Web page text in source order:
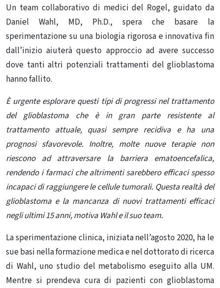
Un team collaborativo di medici del Rogel, guidato da
Daniel Wahl, MD, Ph.D., spera che basare la
sperimentazione su una biologia rigorosa e innovativa fin
dall’inizio aiuterà questo approccio ad avere successo
dove tanti altri potenziali trattamenti del glioblastoma
hanno fallito.
È urgente esplorare questi tipi di progressi nel trattamento
del glioblastoma che è in gran parte resistente al
trattamento attuale, quasi sempre recidiva e ha una
prognosi sfavorevole. Inoltre, molte nuove terapie non
riescono ad attraversare la barriera ematoencefalica,
rendendo i farmaci che altrimenti sarebbero efficaci spesso
incapaci di raggiungere le cellule tumorali. Questa realtà del
glioblastoma e la mancanza di nuovi trattamenti efficaci
negli ultimi 15 anni, motiva Wahl e il suo team.
La sperimentazione clinica, iniziata nell’agosto 2020, ha le
sue basi nella formazione medica e nel dottorato di ricerca
di Wahl, uno studio del metabolismo eseguito alla UM.
Mentre si prendeva cura di pazienti con glioblastoma